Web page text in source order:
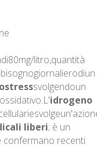
litro,quantità
svolgendoun
idrogeno
liberi; è un
confermano recenti